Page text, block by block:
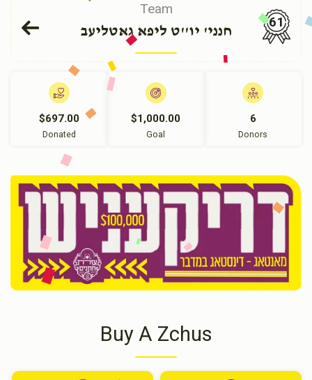
Team
חנני' יו''ט ליפא גאטליעב
61
$697.00
Donated
$1,000.00
Goal
6
Donors
Buy A Zchus